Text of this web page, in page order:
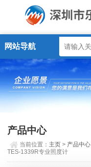
网站导航
产品中心
当前位置： 主页 > 产品中心
TES-1339R专业照度计